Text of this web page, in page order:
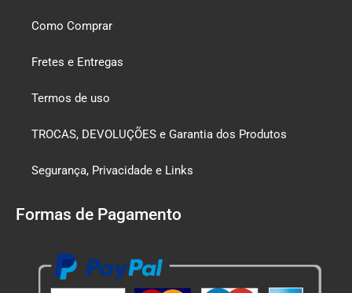
Como Comprar
Fretes e Entregas
Termos de uso
TROCAS, DEVOLUÇÕES e Garantia dos Produtos
Segurança, Privacidade e Links
Formas de Pagamento